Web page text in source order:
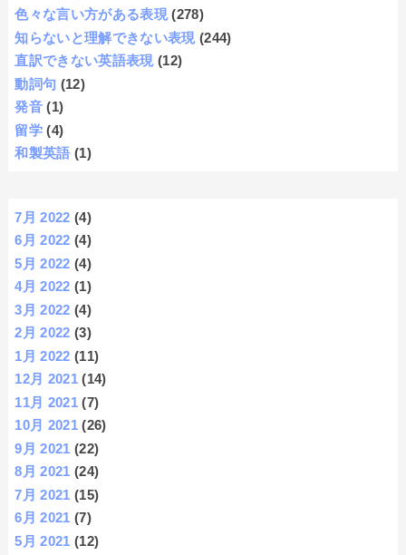
色々な言い方がある表現 (278)
知らないと理解できない表現 (244)
直訳できない英語表現 (12)
動詞句 (12)
発音 (1)
留学 (4)
和製英語 (1)
7月 2022 (4)
6月 2022 (4)
5月 2022 (4)
4月 2022 (1)
3月 2022 (4)
2月 2022 (3)
1月 2022 (11)
12月 2021 (14)
11月 2021 (7)
10月 2021 (26)
9月 2021 (22)
8月 2021 (24)
7月 2021 (15)
6月 2021 (7)
5月 2021 (12)